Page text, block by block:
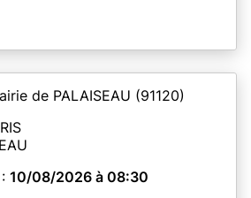
de PALAISEAU (91120)
10/08/2026 à 08:30